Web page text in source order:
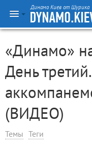
Динамо Киев от Шурика
«Динамо»
День
(ВИДЕО)
Темы Теги